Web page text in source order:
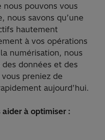
pouvons vous
nous savons qu’une
hautement
à vos opérations
numérisation, nous
données et des
preniez de
aujourd’hui.
aider à optimiser :